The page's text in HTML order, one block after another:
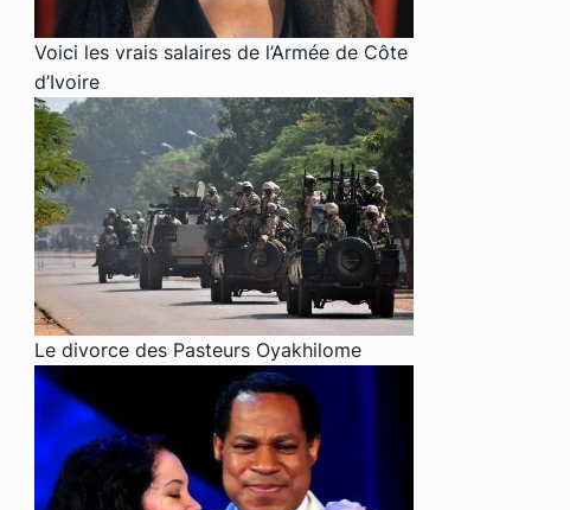
Voici les vrais salaires de l’Armée de Côte
d’Ivoire
Le divorce des Pasteurs Oyakhilome